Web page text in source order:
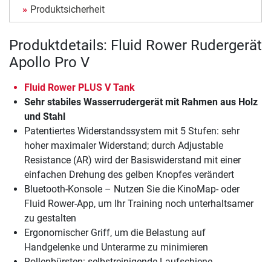
Produktsicherheit
Produktdetails: Fluid Rower Rudergerät
Apollo Pro V
Fluid Rower PLUS V Tank
Sehr stabiles Wasserrudergerät mit Rahmen aus Holz
und Stahl
Patentiertes Widerstandssystem mit 5 Stufen: sehr
hoher maximaler Widerstand; durch Adjustable
Resistance (AR) wird der Basiswiderstand mit einer
einfachen Drehung des gelben Knopfes verändert
Bluetooth-Konsole – Nutzen Sie die KinoMap- oder
Fluid Rower-App, um Ihr Training noch unterhaltsamer
zu gestalten
Ergonomischer Griff, um die Belastung auf
Handgelenke und Unterarme zu minimieren